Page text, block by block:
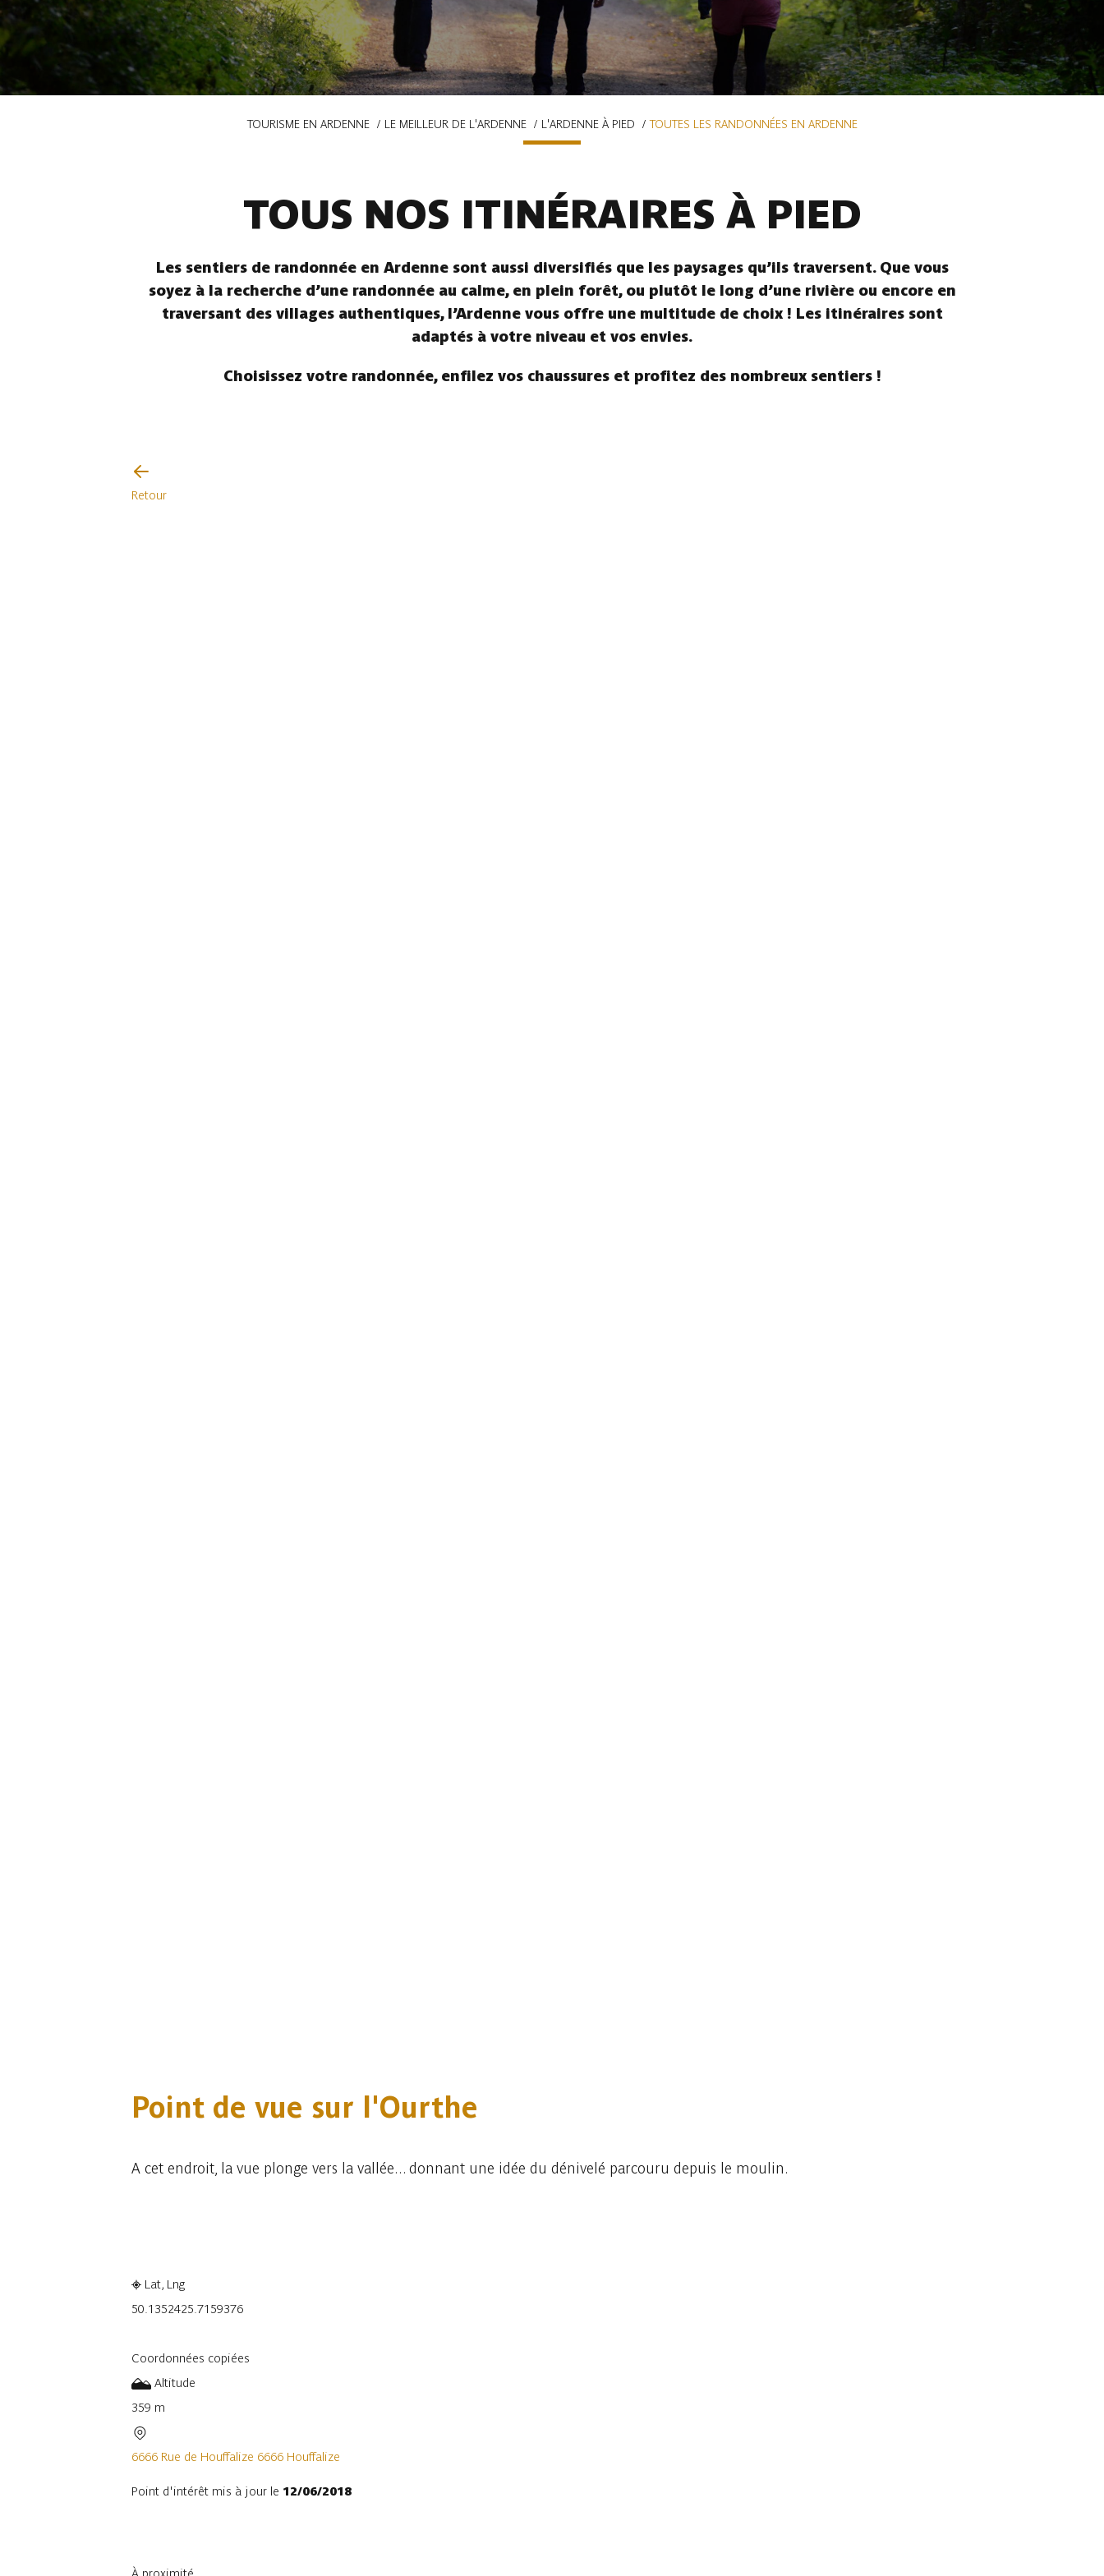
TOURISME EN ARDENNE LE MEILLEUR DE L'ARDENNE L'ARDENNE À PIED TOUTES LES RANDONNÉES EN ARDENNE
TOUS NOS ITINÉRAIRES À PIED
Les sentiers de randonnée en Ardenne sont aussi diversifiés que les paysages qu’ils traversent. Que vous
soyez à la recherche d’une randonnée au calme, en plein forêt, ou plutôt le long d’une rivière ou encore en
traversant des villages authentiques, l’Ardenne vous offre une multitude de choix ! Les itinéraires sont
adaptés à votre niveau et vos envies.
Choisissez votre randonnée, enfilez vos chaussures et profitez des nombreux sentiers !
Retour
Point de vue sur l'Ourthe
A cet endroit, la vue plonge vers la vallée... donnant une idée du dénivelé parcouru depuis le moulin.
Lat, Lng
50.1352425.7159376
Coordonnées copiées
Altitude
359 m
6666 Rue de Houffalize 6666 Houffalize
Point d'intérêt mis à jour le 12/06/2018